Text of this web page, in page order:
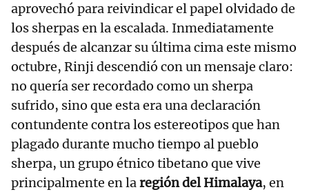
aprovechó para reivindicar el papel olvidado de
los sherpas en la escalada. Inmediatamente
después de alcanzar su última cima este mismo
octubre, Rinji descendió con un mensaje claro:
no quería ser recordado como un sherpa
sufrido, sino que esta era una declaración
contundente contra los estereotipos que han
plagado durante mucho tiempo al pueblo
sherpa, un grupo étnico tibetano que vive
principalmente en laregión del Himalaya, en